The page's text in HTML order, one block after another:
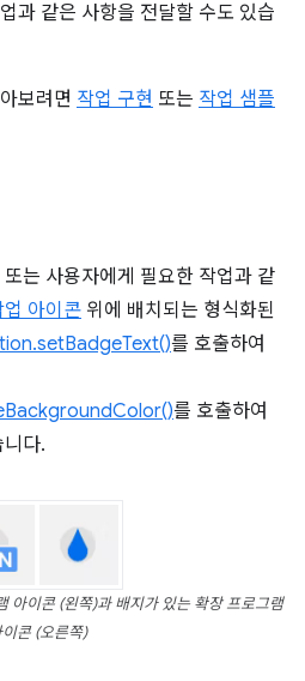
과 같은 사항을 전달할 수도 있습
보려면 작업 구현 또는 작업 샘플
는 사용자에게 필요한 작업과 같
업 아이콘 위에 배치되는 형식화된
를 호출하여
를 호출하여
다.
아이콘 (왼쪽)과 배지가 있는 확장 프로그램
이콘 (오른쪽)